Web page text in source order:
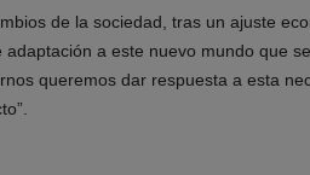
de la sociedad, tras un ajuste
a este nuevo mundo que
queremos dar respuesta a esta